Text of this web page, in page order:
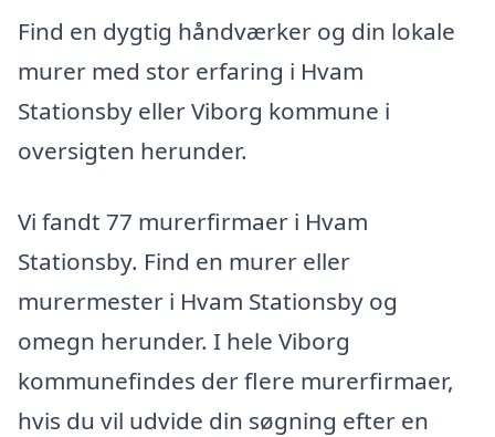
Find en dygtig håndværker og din lokale
murer med stor erfaring i Hvam
Stationsby eller Viborg kommune i
oversigten herunder.
Vi fandt 77 murerfirmaer i Hvam
Stationsby. Find en murer eller
murermester i Hvam Stationsby og
omegn herunder. I hele Viborg
kommunefindes der flere murerfirmaer,
hvis du vil udvide din søgning efter en